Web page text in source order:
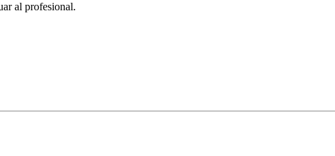
al profesional.